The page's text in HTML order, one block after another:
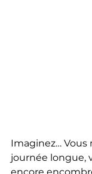
Imaginez… Vous
journée longue,
encore